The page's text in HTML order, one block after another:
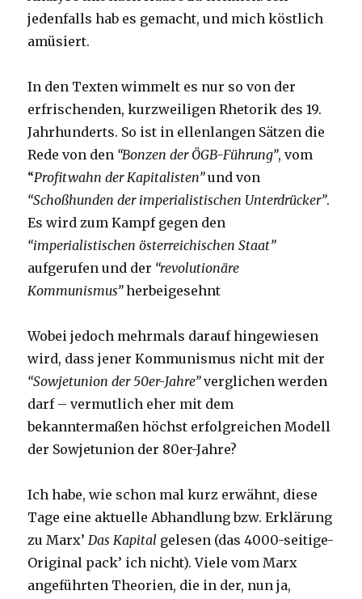
jedenfalls hab es gemacht, und mich köstlich
amüsiert.
In den Texten wimmelt es nur so von der
erfrischenden, kurzweiligen Rhetorik des 19.
Jahrhunderts. So ist in ellenlangen Sätzen die
Rede von den “Bonzen der ÖGB-Führung”, vom
“Profitwahn der Kapitalisten”und von
“Schoßhunden der imperialistischen Unterdrücker”.
Es wird zum Kampf gegen den
“imperialistischen österreichischen Staat”
aufgerufen und der “revolutionäre
Kommunismus”herbeigesehnt
Wobei jedoch mehrmals darauf hingewiesen
wird, dass jener Kommunismus nicht mit der
“Sowjetunion der 50er-Jahre”verglichen werden
darf – vermutlich eher mit dem
bekanntermaßen höchst erfolgreichen Modell
der Sowjetunion der 80er-Jahre?
Ich habe, wie schon mal kurz erwähnt, diese
Tage eine aktuelle Abhandlung bzw. Erklärung
zu Marx’Das Kapital gelesen (das 4000-seitige-
Original pack’ ich nicht). Viele vom Marx
angeführten Theorien, die in der, nun ja,